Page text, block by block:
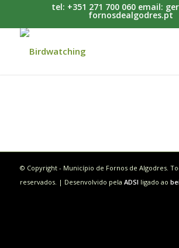
tel: +351 271 700 060 email:
fornosdealgodres.pt
© Copyright - Município de Fornos de Algodres.
reservados. | Desenvolvido pela ADSI ligado ao